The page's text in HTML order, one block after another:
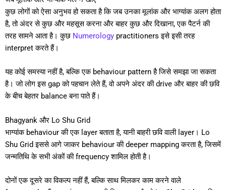
कुछ लोगों को ऐसा अनुभव हो सकता है कि जब उनका मूलांक और भाग्यांक अलग होता
है, तो अंदर से कुछ और महसूस करना और बाहर कुछ और दिखाना, एक पैटर्न की
तरह सामने आता है। कुछ Numerology practitioners इसे इसी तरह
interpret करते हैं।
यह कोई समस्या नहीं है, बल्कि एक behaviour pattern है जिसे समझा जा सकता
है। जो लोग इस gap को पहचान लेते हैं, वो अपने अंदर की drive और बाहर की छवि
के बीच बेहतर balance बना पाते हैं।
Bhagyank और Lo Shu Grid
भाग्यांक behaviour की एक layer बताता है, यानी बाहरी छवि वाली layer। Lo
Shu Grid इससे आगे जाकर behaviour की deeper mapping करता है, जिसमें
जन्मतिथि के सभी अंकों की frequency शामिल होती है।
दोनों एक दूसरे का विकल्प नहीं हैं, बल्कि साथ मिलकर काम करने वाले